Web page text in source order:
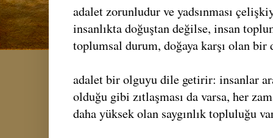
adalet zorunludur ve yadsınması
insanlıkta doğuştan değilse, insan
toplumsal durum, doğaya karşı olan bir
adalet bir olguyu dile getirir: insanlar
olduğu gibi zıtlaşması da varsa, her
daha yüksek olan saygınlık topluluğu